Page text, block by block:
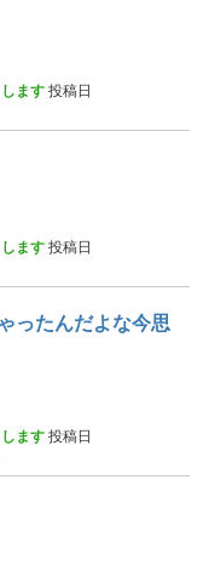
ます 投稿日
ます 投稿日
ったんだよな今思
ます 投稿日